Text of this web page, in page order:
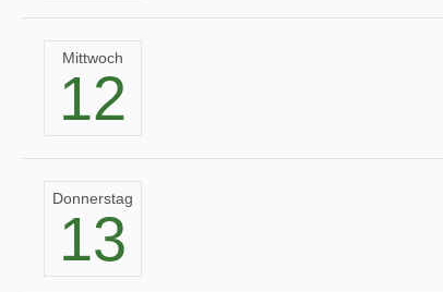
Mittwoch
12
Donnerstag
13